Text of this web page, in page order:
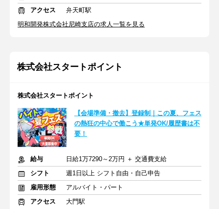
アクセス
弁天町駅
明和開発株式会社尼崎支店の求人一覧を見る
株式会社スタートポイント
株式会社スタートポイント
【会場準備・撤去】登録制｜この夏、フェス
の熱狂の中心で働こう★単発OK/履歴書は不
要！
給与
日給1万7290～2万円 ＋ 交通費支給
シフト
週1日以上 シフト自由・自己申告
雇用形態
アルバイト・パート
アクセス
大門駅